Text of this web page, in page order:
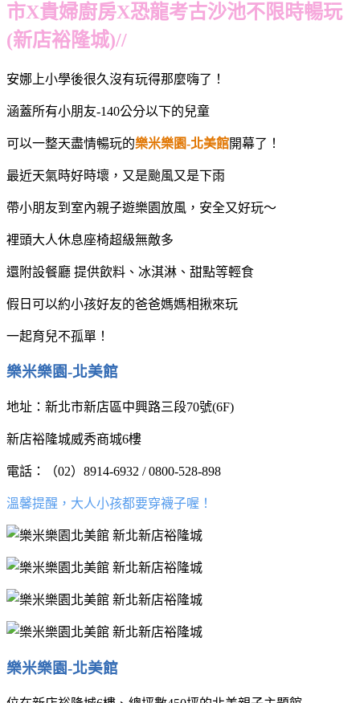
市X貴婦廚房X恐龍考古沙池不限時暢玩
(新店裕隆城)//
安娜上小學後很久沒有玩得那麼嗨了！
涵蓋所有小朋友-140公分以下的兒童
可以一整天盡情暢玩的樂米樂園-北美館開幕了！
最近天氣時好時壞，又是颱風又是下雨
帶小朋友到室內親子遊樂園放風，安全又好玩～
裡頭大人休息座椅超級無敵多
還附設餐廳 提供飲料、冰淇淋、甜點等輕食
假日可以約小孩好友的爸爸媽媽相揪來玩
一起育兒不孤單！
樂米樂園-北美館
地址：新北市新店區中興路三段70號(6F)
新店裕隆城威秀商城6樓
電話：（02）8914-6932 / 0800-528-898
溫馨提醒，大人小孩都要穿襪子喔！
樂米樂園-北美館